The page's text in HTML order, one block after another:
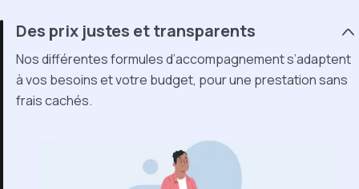
Des prix justes et transparents
Nos différentes formules d’accompagnement s’adaptent
à vos besoins et votre budget, pour une prestation sans
frais cachés.